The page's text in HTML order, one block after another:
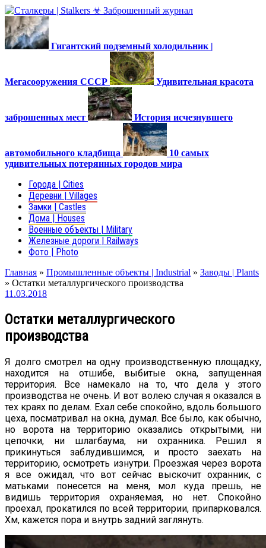
Гигантский подземный холодильник |
Мегасооружения СССР Удивительная красота
заброшенных мест История исчезнувшего
автомобильного кладбища
10 самых
удивительных потерянных городов мира
Города | Cities
Деревни | Villages
Замки | Castles
Дома | Houses
Военные объекты | Military
Железные дороги | Railways
Фото | Photo
Главная » Промышленные объекты | Industrial » Заводы | Plants
» Остатки металлургического производства
11.03.2018
Остатки металлургического
производства
Я долго смотрел на одну производственную площадку,
находится на отшибе, выбитые окна, запущенная
территория. Все намекало на то, что дела у этого
производства не очень. И вот волею случая я оказался в
тех краях по делам. Ехал себе спокойно, вдоль большого
цеха, посматривал на окна, думал. Все было, как обычно,
но ворота на территорию оказались открытыми, ни
цепочки, ни шлагбаума, ни охранника. Решил я
прикинуться заблудившимся, и просто заехать на
территорию, осмотреть изнутри. Проезжая через ворота
я все ожидал, что вот сейчас выскочит охранник, с
матьками понесется на меня, мол куда прешь, не
видишь территория охраняемая, но нет. Спокойно
проехал, прокатился по всей территории, припарковался.
Хм, кажется пора и внутрь задний заглянуть.